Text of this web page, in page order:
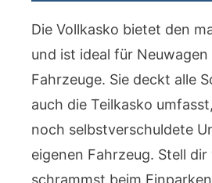
Die Vollkasko bietet den
und ist ideal für
Fahrzeuge. Sie deckt alle
auch die Teilkasko
noch selbstverschuldete
eigenen Fahrzeug. Stell dir
schrammst beim